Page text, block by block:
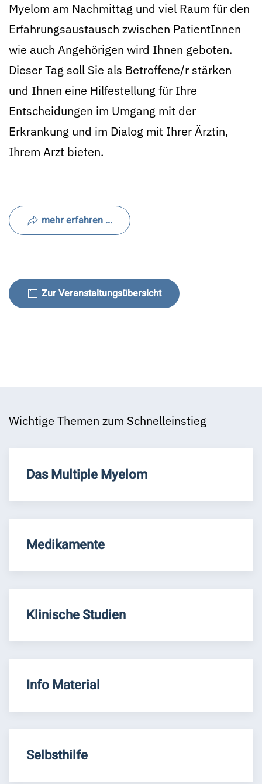
Myelom am Nachmittag und viel Raum für den
Erfahrungsaustausch zwischen PatientInnen
wie auch Angehörigen wird Ihnen geboten.
Dieser Tag soll Sie als Betroffene/r stärken
und Ihnen eine Hilfestellung für Ihre
Entscheidungen im Umgang mit der
Erkrankung und im Dialog mit Ihrer Ärztin,
Ihrem Arzt bieten.
mehr erfahren ...
Zur Veranstaltungsübersicht
Wichtige Themen zum Schnelleinstieg
Das Multiple Myelom
Medikamente
Klinische Studien
Info Material
Selbsthilfe